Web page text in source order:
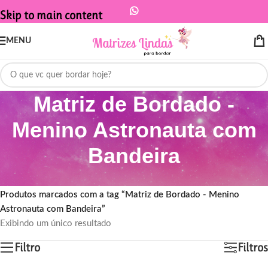
Skip to main content
MENU
Matriz de Bordado -
Menino Astronauta com
Bandeira
Início
/
Produtos marcados com a tag “Matriz de Bordado - Menino
Astronauta com Bandeira”
Exibindo um único resultado
Filtro Filtros